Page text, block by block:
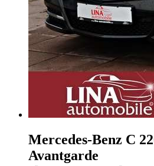
Mercedes-Benz C
Avantgarde